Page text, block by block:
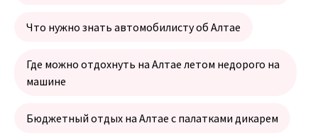
Что нужно знать автомобилисту об Алтае
Где можно отдохнуть на Алтае летом недорого на
машине
Бюджетный отдых на Алтае с палатками дикарем